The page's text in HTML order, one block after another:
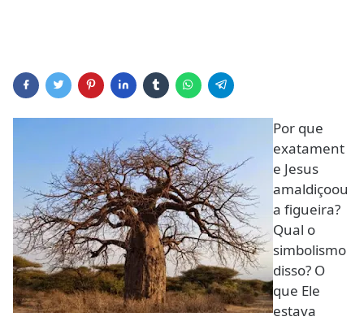
Por que
exatament
e Jesus
amaldiçoou
a figueira?
Qual o
simbolismo
disso? O
que Ele
estava